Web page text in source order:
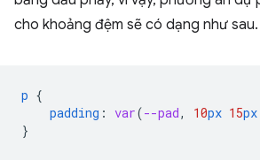
cho khoảng đệm sẽ có dạng như sau.
p {
padding : var(--pad, 10px 15px
}